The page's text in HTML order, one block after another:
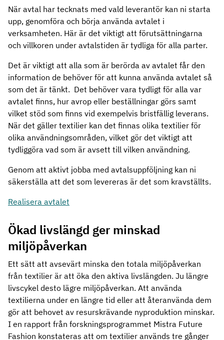
När avtal har tecknats med vald leverantör kan ni starta
upp, genomföra och börja använda avtalet i
verksamheten. Här är det viktigt att förutsättningarna
och villkoren under avtalstiden är tydliga för alla parter.
Det är viktigt att alla som är berörda av avtalet får den
information de behöver för att kunna använda avtalet så
som det är tänkt. Det behöver vara tydligt för alla var
avtalet finns, hur avrop eller beställningar görs samt
vilket stöd som finns vid exempelvis bristfällig leverans.
När det gäller textilier kan det finnas olika textilier för
olika användningsområden, vilket gör det viktigt att
tydliggöra vad som är avsett till vilken användning.
Genom att aktivt jobba med avtalsuppföljning kan ni
säkerställa att det som levereras är det som kravställts.
Realisera avtalet
Ökad livslängd ger minskad
miljöpåverkan
Ett sätt att avsevärt minska den totala miljöpåverkan
från textilier är att öka den aktiva livslängden. Ju längre
livscykel desto lägre miljöpåverkan. Att använda
textilierna under en längre tid eller att återanvända dem
gör att behovet av resurskrävande nyproduktion minskar.
I en rapport från forskningsprogrammet Mistra Future
Fashion konstateras att om textilier används tre gånger